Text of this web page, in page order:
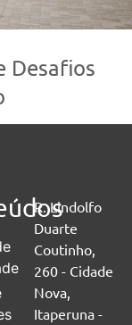
Desafios
R. Lindolfo
Duarte
Coutinho,
260 - Cidade
Nova,
Itaperuna -